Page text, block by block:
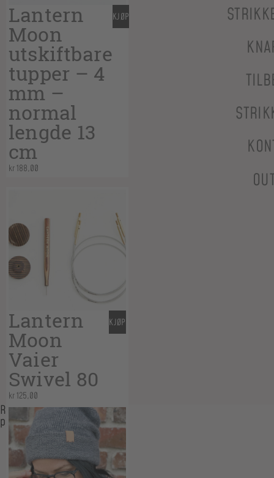
Lantern
Moon
utskiftbare
tupper – 4
mm –
normal
lengde 13
cm
kr188,00
KJØP
Lantern
Moon
Vaier
Swivel 80
kr125,00
KJØP
Relaterte
produkter